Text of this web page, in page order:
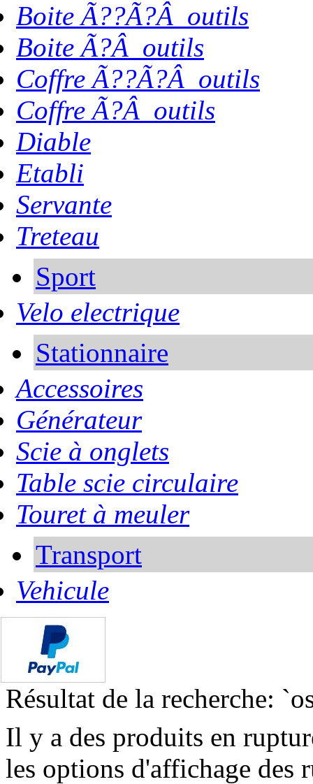
Boite Ã??Ã?Â outils
Boite Ã?Â outils
Coffre Ã??Ã?Â outils
Coffre Ã?Â outils
Diable
Etabli
Servante
Treteau
Sport
Velo electrique
Stationnaire
Accessoires
Générateur
Scie à onglets
Table scie circulaire
Touret à meuler
Transport
Vehicule
Résultat de la recherche:
Il y a des produits en
les options d'affichage des